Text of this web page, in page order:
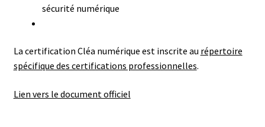
sécurité numérique
La certification Cléa numérique est inscrite au répertoire
spécifique des certifications professionnelles.
Lien vers le document officiel